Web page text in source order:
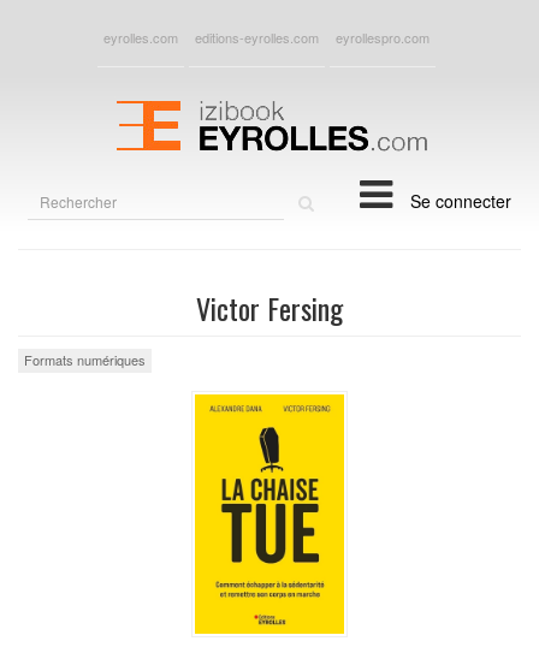
eyrolles.com editions-eyrolles.com eyrollespro.com
Se connecter
Victor Fersing
Formats numériques